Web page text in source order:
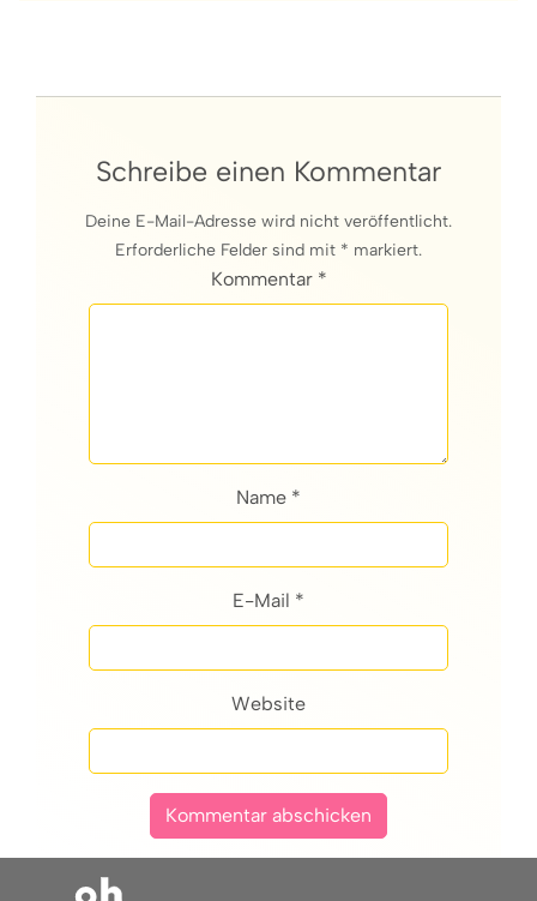
Schreibe einen Kommentar
Deine E-Mail-Adresse wird nicht veröffentlicht.
Erforderliche Felder sind mit * markiert.
Kommentar *
Name *
E-Mail *
Website